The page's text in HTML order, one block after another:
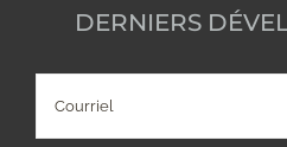
DERNIERS